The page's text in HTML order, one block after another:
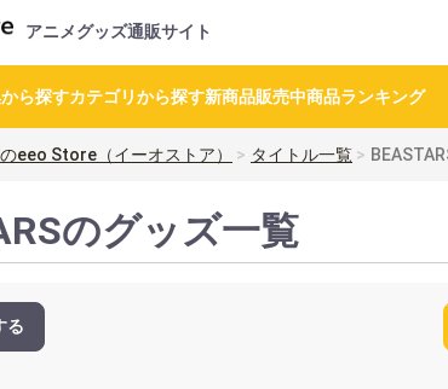
アニメグッズ通販サイト
ら探すカテゴリから探す新商品販売中商品ランキング
eeo Store（イーオストア） タイトル一覧
のグッズ一覧
る